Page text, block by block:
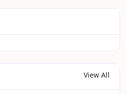
View All